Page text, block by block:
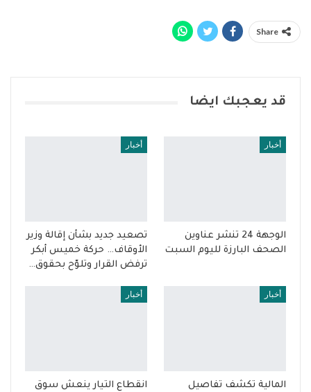
Share
قد يعجبك ايضا
أخبار
الوجهة 24 تنشر عناوين
الصحف البارزة لليوم السبت
أخبار
تصعيد جديد بشأن إقالة وزير
الأوقاف… حركة خميس أبكر
ترفض القرار وتلوّح بحقوق…
أخبار
المالية تكشف تفاصيل
أخبار
انقطاع التيار ينعش سوق